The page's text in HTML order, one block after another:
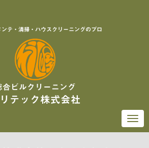
ンテ・清掃・ハウスクリーニングのプロ
合ビルクリーニング
テック株式会社